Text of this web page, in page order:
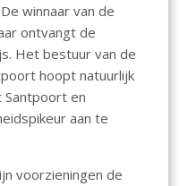
winnaar van de
ontvangt de
Het bestuur van de
hoopt natuurlijk
Santpoort en
aan te
voorzieningen de